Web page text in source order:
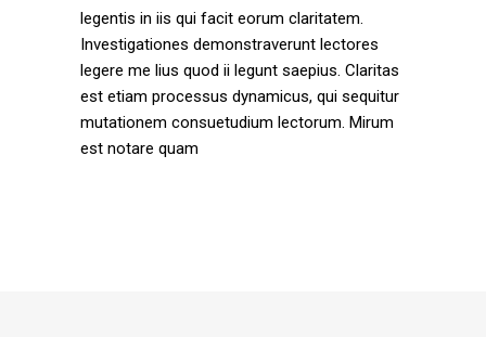
legentis in iis qui facit eorum claritatem.
Investigationes demonstraverunt lectores
legere me lius quod ii legunt saepius. Claritas
est etiam processus dynamicus, qui sequitur
mutationem consuetudium lectorum. Mirum
est notare quam